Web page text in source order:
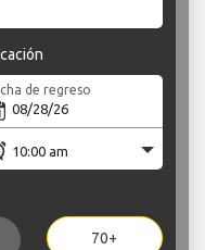
de regreso
70+